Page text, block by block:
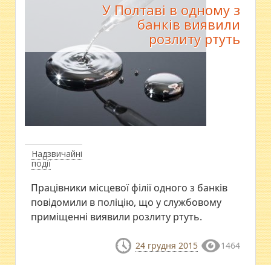
Надзвичайні
події
У Полтаві в одному з
банків виявили
розлиту ртуть
Працівники місцевої філії одного з банків
повідомили в поліцію, що у службовому
приміщенні виявили розлиту ртуть.
24 грудня 2015 1464